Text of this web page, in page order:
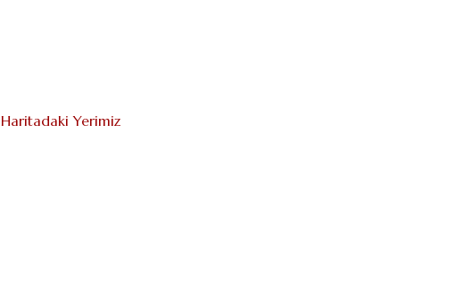
Haritadaki Yerimiz